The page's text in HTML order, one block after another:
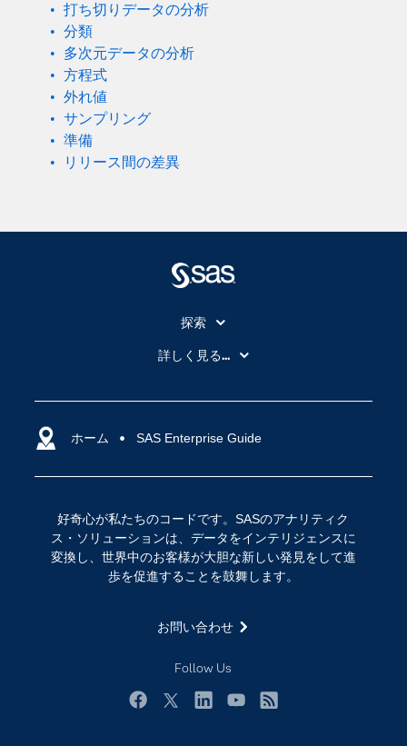
打ち切りデータの分析
分類
多次元データの分析
方程式
外れ値
サンプリング
準備
リリース間の差異
ホーム SAS Enterprise Guide
好奇心が私たちのコードです。SASのアナリティク
ス・ソリューションは、データをインテリジェンスに
変換し、世界中のお客様が大胆な新しい発見をして進
歩を促進することを鼓舞します。
お問い合わせ
Follow Us
探索
My SAS
SASを選ぶ理由
アクセシビリティ
サポート
ソリューション
トレーニング
ビデオチュートリアル
企業
詳しく見る...
クラウド・コンピューティング
IoT